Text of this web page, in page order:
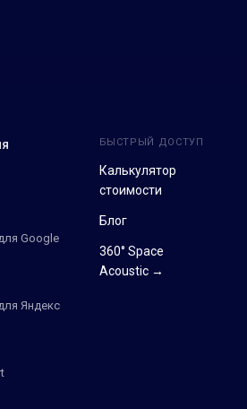
Google
Яндекс
БЫСТРЫЙ ДОСТУП
Калькулятор
стоимости
Блог
360° Space
Acoustic →